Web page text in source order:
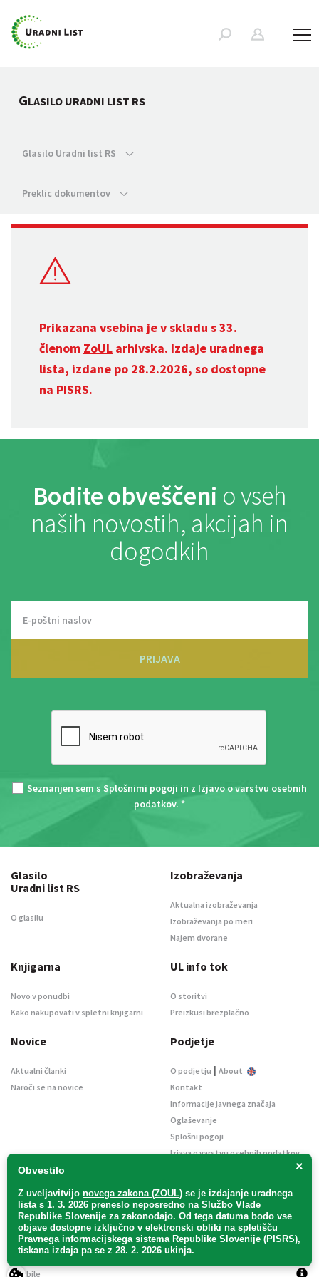
GLASILO URADNI LIST RS
Glasilo Uradni list RS
Preklic dokumentov
Prikazana vsebina je v skladu s 33.
členom ZoUL arhivska. Izdaje uradnega
lista, izdane po 28.2.2026, so dostopne
na PISRS.
Bodite obveščeni o vseh
naših novostih, akcijah in
dogodkih
PRIJAVA
Seznanjen sem s Splošnimi pogoji in z Izjavo o varstvu osebnih
podatkov. *
×
Obvestilo
Z uveljavitvijo novega zakona (ZOUL) se je izdajanje uradnega
lista s 1. 3. 2026 preneslo neposredno na Službo Vlade
Republike Slovenije za zakonodajo. Od tega datuma bodo vse
objave dostopne izključno v elektronski obliki na spletišču
Pravnega informacijskega sistema Republike Slovenije (PISRS),
tiskana izdaja pa se z 28. 2. 2026 ukinja.
Glasilo
Uradni list RS
O glasilu
Izobraževanja
Aktualna izobraževanja
Izobraževanja po meri
Najem dvorane
Knjigarna
Novo v ponudbi
Kako nakupovati v spletni knjigarni
UL info tok
O storitvi
Preizkusi brezplačno
Novice
Aktualni članki
Naroči se na novice
Podjetje
O podjetju | About
Kontakt
Informacije javnega značaja
Oglaševanje
Splošni pogoji
Izjava o varstvu osebnih podatkov
Uradni list d. o. o. – v likvidaciji / Vse pravice pridržane.
2Mobile